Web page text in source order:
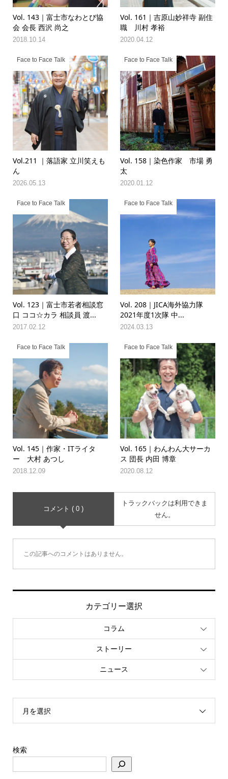
Vol. 143｜富士市なわとび協
会 会長 西沢 尚之
2018.10.14
Vol. 161｜吉原山妙祥寺 副住
職 川村 孝裕
2020.04.12
Face to Face Talk
Vol.211 ｜落語家 立川笑えも
ん
2026.05.13
Face to Face Talk
Vol. 158｜染色作家 市場 勇
太
2020.01.12
Face to Face Talk
Vol. 123｜富士市若者相談窓
口 ココ☆カラ 相談員 渡...
2017.02.12
Face to Face Talk
Vol. 208｜JICA海外協力隊
2021年度1次隊 中...
2024.03.13
Face to Face Talk
Vol. 145｜作家・ITライタ
ー 大村 あつし
2018.12.09
Face to Face Talk
Vol. 165｜わんわん大サーカ
ス 団長 内田 博章
2020.08.12
コメント ( 0 )
トラックバックは利用できま
せん。
この記事へのコメントはありません。
カテゴリー選択
コラム
ストーリー
ニュース
月を選択
検索